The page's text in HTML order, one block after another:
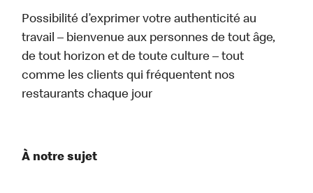
Possibilité d’exprimer votre authenticité au
travail – bienvenue aux personnes de tout âge,
de tout horizon et de toute culture – tout
comme les clients qui fréquentent nos
restaurants chaque jour
À notre sujet